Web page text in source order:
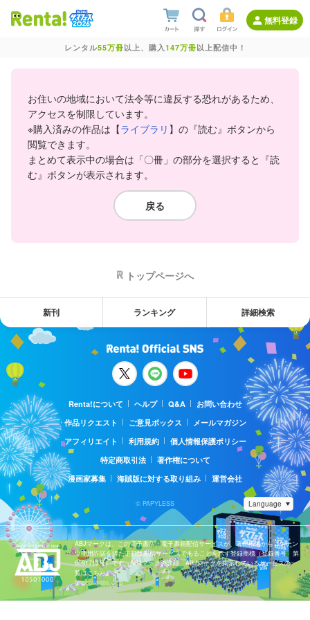
無料登録
レンタル55万冊以上、購入147万冊以上配信中！
お住いの地域において法令等に違反する恐れがあるため、
アクセスを制限しています。
※購入済みの作品は【ライブラリ 】の『読む』ボタンから
閲覧できます。
まとめて表示中の場合は「〇冊」の部分を選択すると『読
む』ボタンが表示されます。
戻る
トップページへ
新刊 ランキング 詳細検索
Renta!について ヘルプ Q&A
お問い合わせ
作品リクエスト
ご意見ボックス
メールマガジン
アフィリエイト
利用規約
個人情報保護ポリシー
特定商取引法
著作権について
漫画家募集
海賊版に対する取り組み 運営会社
© PAPYLESS
ABJマークは、この電子書店・電子書籍配信サービスが、著作権者からコンテン
ツ使用許諾を得た正規版配信サービスであることを示す登録商標（登録番号 第
6091713号）です。ABJマークの詳細、ABJマークを掲示しているサービスの一
覧はこちら。
https://aebs.or.jp